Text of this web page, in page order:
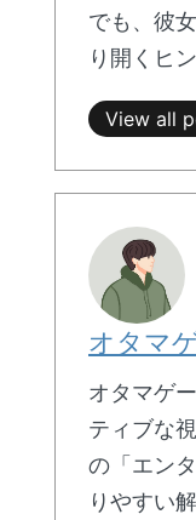
でも、彼
り開くヒ
View all
オタマ
オタマゲ
ティブな
の「エン
りやすい